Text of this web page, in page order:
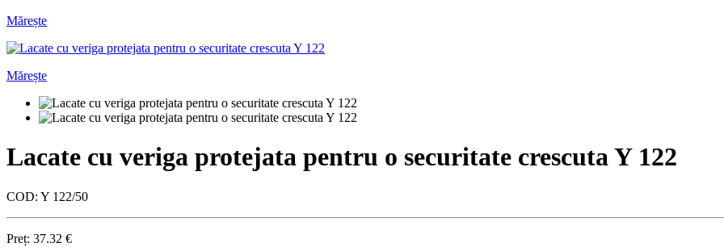
Mărește
Mărește
Lacate cu veriga protejata pentru o securitate crescuta Y 122
COD: Y 122/50
Preț: 37.32 €